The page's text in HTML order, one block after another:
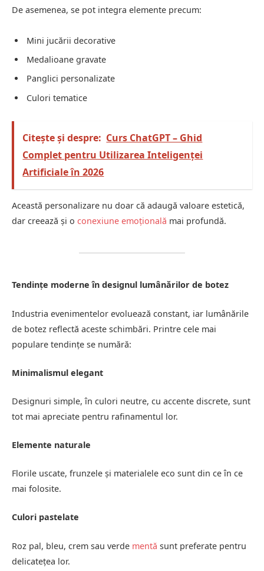
De asemenea, se pot integra elemente precum:
Mini jucării decorative
Medalioane gravate
Panglici personalizate
Culori tematice
Citește și despre: Curs ChatGPT – Ghid
Complet pentru Utilizarea Inteligenței
Artificiale în 2026
Această personalizare nu doar că adaugă valoare estetică,
dar creează și o conexiune emoțională mai profundă.
Tendințe moderne în designul lumânărilor de botez
Industria evenimentelor evoluează constant, iar lumânările
de botez reflectă aceste schimbări. Printre cele mai
populare tendințe se numără:
Minimalismul elegant
Designuri simple, în culori neutre, cu accente discrete, sunt
tot mai apreciate pentru rafinamentul lor.
Elemente naturale
Florile uscate, frunzele și materialele eco sunt din ce în ce
mai folosite.
Culori pastelate
Roz pal, bleu, crem sau verde mentă sunt preferate pentru
delicatețea lor.